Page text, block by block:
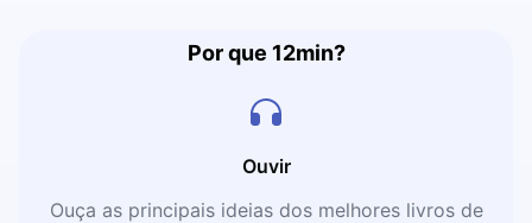
Por que 12min?
Ouvir
Ouça as principais ideias dos melhores livros de